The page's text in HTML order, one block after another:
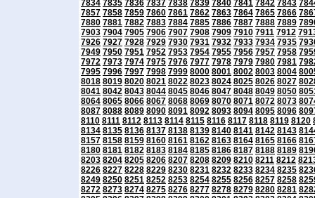
7834 7835 7836 7837 7838 7839 7840 7841 7842 7843
7857 7858 7859 7860 7861 7862 7863 7864 7865 7866
7880 7881 7882 7883 7884 7885 7886 7887 7888 7889
7903 7904 7905 7906 7907 7908 7909 7910 7911 7912
7926 7927 7928 7929 7930 7931 7932 7933 7934 7935
7949 7950 7951 7952 7953 7954 7955 7956 7957 7958
7972 7973 7974 7975 7976 7977 7978 7979 7980 7981
7995 7996 7997 7998 7999 8000 8001 8002 8003 8004
8018 8019 8020 8021 8022 8023 8024 8025 8026 8027
8041 8042 8043 8044 8045 8046 8047 8048 8049 8050
8064 8065 8066 8067 8068 8069 8070 8071 8072 8073
8087 8088 8089 8090 8091 8092 8093 8094 8095 8096
8110 8111 8112 8113 8114 8115 8116 8117 8118 8119 8120
8134 8135 8136 8137 8138 8139 8140 8141 8142 8143
8157 8158 8159 8160 8161 8162 8163 8164 8165 8166
8180 8181 8182 8183 8184 8185 8186 8187 8188 8189
8203 8204 8205 8206 8207 8208 8209 8210 8211 8212
8226 8227 8228 8229 8230 8231 8232 8233 8234 8235
8249 8250 8251 8252 8253 8254 8255 8256 8257 8258
8272 8273 8274 8275 8276 8277 8278 8279 8280 8281